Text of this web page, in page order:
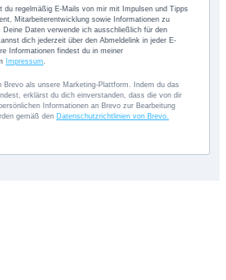
du regelmäßig E-Mails von mir mit Impulsen und Tipps
Mitarbeiterentwicklung sowie Informationen zu
Deine Daten verwende ich ausschließlich für den
dich jederzeit über den Abmeldelink in jeder E-
Informationen findest du in meiner
Impressum
Brevo als unsere Marketing-Plattform. Indem du das
erklärst du dich einverstanden, dass die von dir
Informationen an Brevo zur Bearbeitung
gemäß den Datenschutzrichtlinien von Brevo.